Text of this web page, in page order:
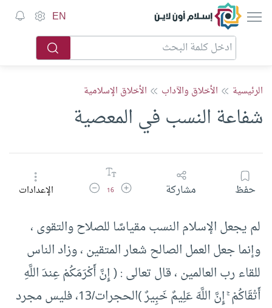
إسلام أون لاين EN
الرئيسية الأخلاق والآداب الأخلاق الإسلامية
شفاعة النسب في المعصية
حفظ مشاركة زيادة حجم الخط
16 تقليل حجم الخطالإعدادات
لم يجعل الإسلام النسب مقياسًا للصلاح والتقوى ،
وإنما جعل العمل الصالح شعار المتقين ، وزاد الناس
للقاء رب العالمين ، قال تعالى : ( إِنَّ أَكْرَمَكُمْ عِندَ اللَّهِ
أَتْقَاكُمْ ۚ إِنَّ اللَّهَ عَلِيمٌ خَبِيرٌ )الحجرات/13، فليس مجرد